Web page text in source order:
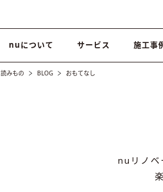
nuについて サービス 施工事
読みもの BLOG おもてなし
nuリノベ